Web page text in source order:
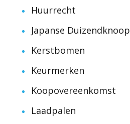
Huurrecht
Japanse Duizendknoop
Kerstbomen
Keurmerken
Koopovereenkomst
Laadpalen